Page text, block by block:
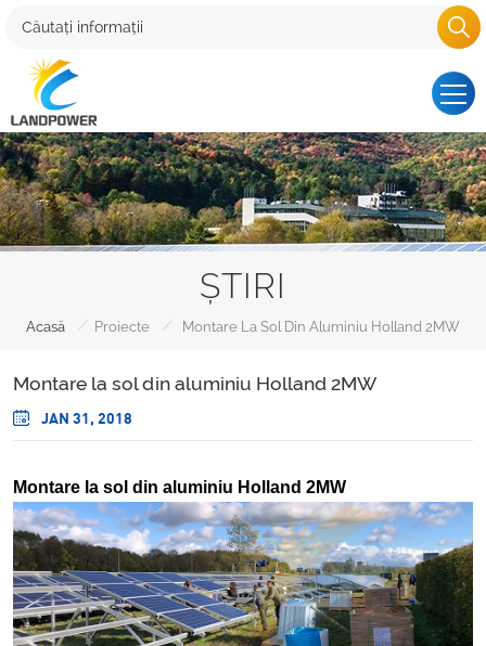
ȘTIRI
Acasă / Proiecte / Montare La Sol Din Aluminiu Holland 2MW
Montare la sol din aluminiu Holland 2MW
JAN 31, 2018
Montare la sol din aluminiu Holland 2MW